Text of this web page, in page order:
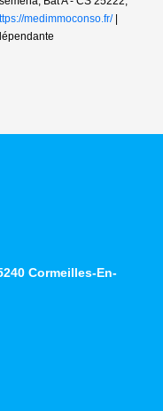
medimmoconso.fr/|
Cormeilles-En-